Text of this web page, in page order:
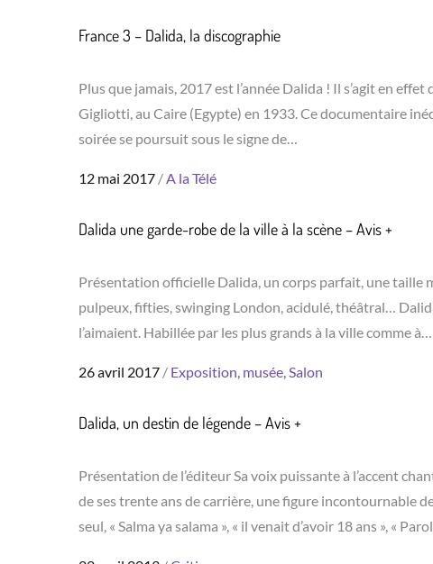
France 3 – Dalida, la discographie
Plus que jamais, 2017 est l’année Dalida ! Il s’agit en
Gigliotti, au Caire (Egypte) en 1933. Ce documentaire
soirée se poursuit sous le signe de…
Posted
12 mai 2017 A la Télé
Dalida une garde-robe de la ville à la scène – Avis +
Présentation officielle Dalida, un corps parfait, une taille
pulpeux, fifties, swinging London, acidulé, théâtral…
l’aimaient. Habillée par les plus grands à la ville comme à…
Posted
26 avril 2017 Exposition, musée, Salon
Dalida, un destin de légende – Avis +
Présentation de l’éditeur Sa voix puissante à l’accent
de ses trente ans de carrière, une figure incontournable
seul, « Salma ya salama », « il venait d’avoir 18 ans », «